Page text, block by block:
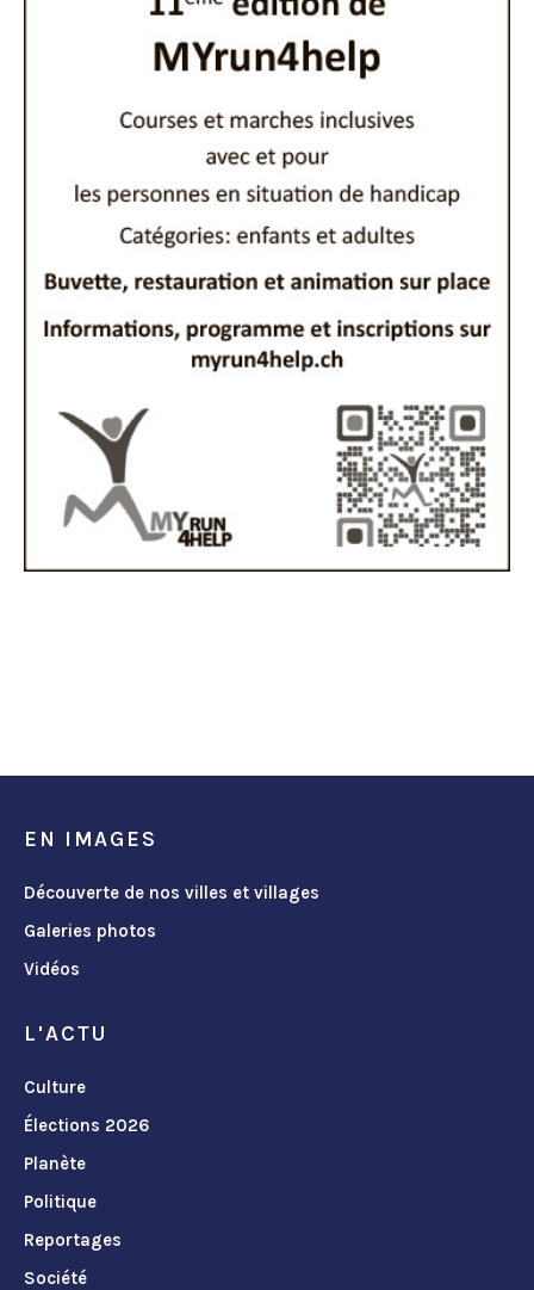
EN IMAGES
Découverte de nos villes et villages
Galeries photos
Vidéos
L'ACTU
Culture
Élections 2026
Planète
Politique
Reportages
Société